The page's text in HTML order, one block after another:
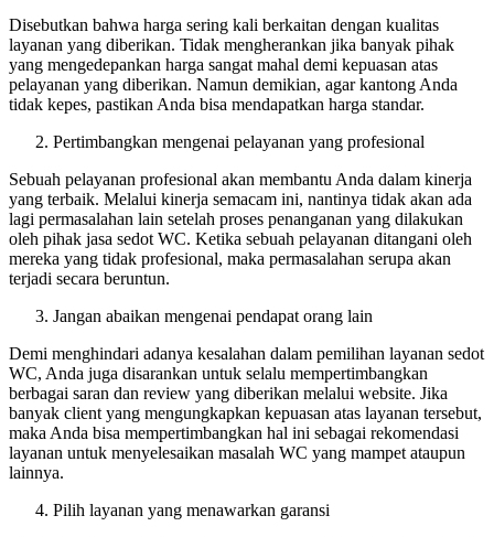
Disebutkan bahwa harga sering kali berkaitan dengan kualitas
layanan yang diberikan. Tidak mengherankan jika banyak pihak
yang mengedepankan harga sangat mahal demi kepuasan atas
pelayanan yang diberikan. Namun demikian, agar kantong Anda
tidak kepes, pastikan Anda bisa mendapatkan harga standar.
Pertimbangkan mengenai pelayanan yang profesional
Sebuah pelayanan profesional akan membantu Anda dalam kinerja
yang terbaik. Melalui kinerja semacam ini, nantinya tidak akan ada
lagi permasalahan lain setelah proses penanganan yang dilakukan
oleh pihak jasa sedot WC. Ketika sebuah pelayanan ditangani oleh
mereka yang tidak profesional, maka permasalahan serupa akan
terjadi secara beruntun.
Jangan abaikan mengenai pendapat orang lain
Demi menghindari adanya kesalahan dalam pemilihan layanan sedot
WC, Anda juga disarankan untuk selalu mempertimbangkan
berbagai saran dan review yang diberikan melalui website. Jika
banyak client yang mengungkapkan kepuasan atas layanan tersebut,
maka Anda bisa mempertimbangkan hal ini sebagai rekomendasi
layanan untuk menyelesaikan masalah WC yang mampet ataupun
lainnya.
Pilih layanan yang menawarkan garansi